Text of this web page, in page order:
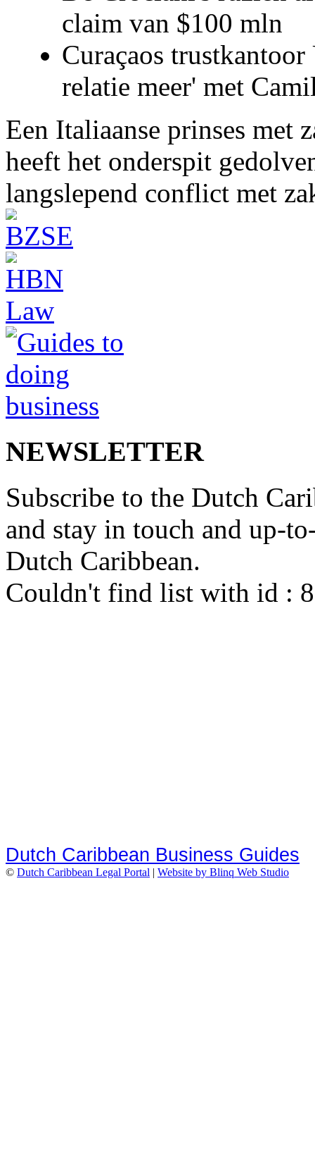
claim van $100 mln
Curaçaos
relatie meer' met
Een Italiaanse prinses met
heeft het onderspit
langslepend conflict met
NEWSLETTER
Subscribe to the Dutch
and stay in touch and up-
Dutch Caribbean.
Couldn't find list with id :
Dutch Caribbean Business Guides
© Dutch Caribbean Legal Portal | Website by Blinq Web Studio